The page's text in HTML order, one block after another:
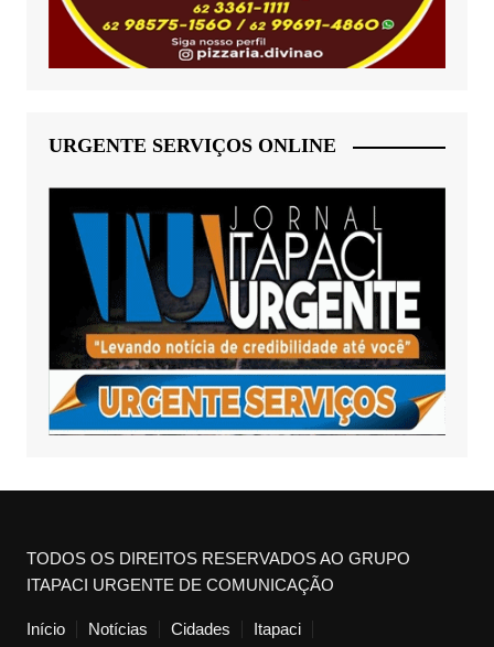
URGENTE SERVIÇOS ONLINE
TODOS OS DIREITOS RESERVADOS AO GRUPO
ITAPACI URGENTE DE COMUNICAÇÃO
Início Notícias Cidades Itapaci